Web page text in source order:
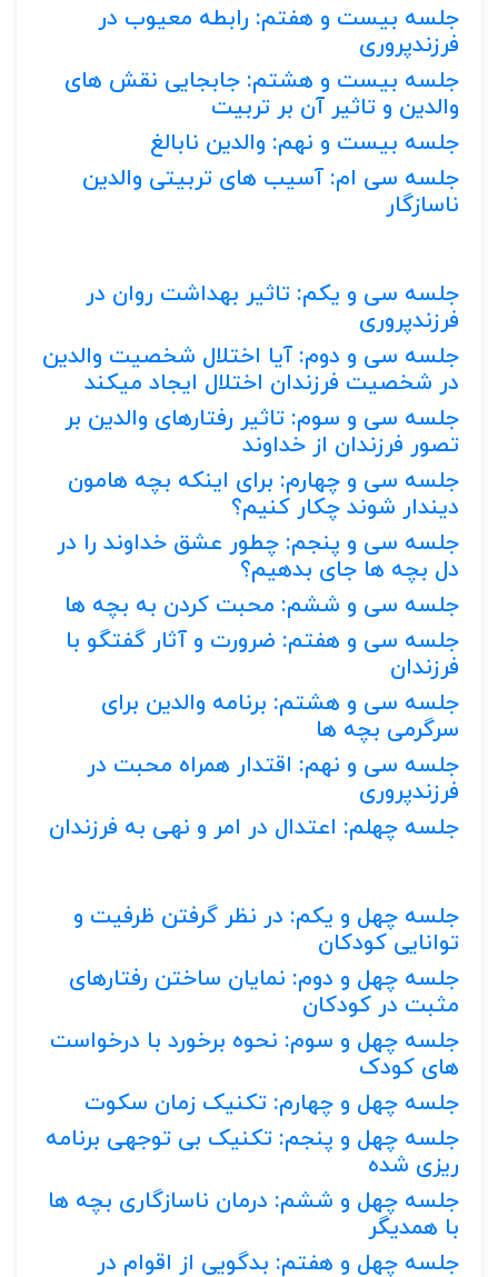
جلسه بیست و هفتم: رابطه معیوب در
فرزندپروری
جلسه بیست و هشتم: جابجایی نقش های
والدین و تاثیر آن بر تربیت
جلسه بیست و نهم: والدین نابالغ
جلسه سی ام: آسیب های تربیتی والدین
ناسازگار
جلسه سی و یکم: تاثیر بهداشت روان در
فرزندپروری
جلسه سی و دوم: آیا اختلال شخصیت والدین
در شخصیت فرزندان اختلال ایجاد میکند
جلسه سی و سوم: تاثیر رفتارهای والدین بر
تصور فرزندان از خداوند
جلسه سی و چهارم: برای اینکه بچه هامون
دیندار شوند چکار کنیم؟
جلسه سی و پنجم: چطور عشق خداوند را در
دل بچه ها جای بدهیم؟
جلسه سی و ششم: محبت کردن به بچه ها
جلسه سی و هفتم: ضرورت و آثار گفتگو با
فرزندان
جلسه سی و هشتم: برنامه والدین برای
سرگرمی بچه ها
جلسه سی و نهم: اقتدار همراه محبت در
فرزندپروری
جلسه چهلم: اعتدال در امر و نهی به فرزندان
جلسه چهل و یکم: در نظر گرفتن ظرفیت و
توانایی کودکان
جلسه چهل و دوم: نمایان ساختن رفتارهای
مثبت در کودکان
جلسه چهل و سوم: نحوه برخورد با درخواست
های کودک
جلسه چهل و چهارم: تکنیک زمان سکوت
جلسه چهل و پنجم: تکنیک بی توجهی برنامه
ریزی شده
جلسه چهل و ششم: درمان ناسازگاری بچه ها
با همدیگر
جلسه چهل و هفتم: بدگویی از اقوام در